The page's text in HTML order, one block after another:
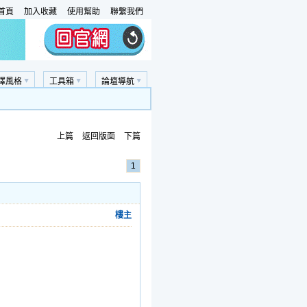
頁 加入收藏 使用幫助 聯繫我們
論壇導航
工具箱
風格
上篇 返回版面 下篇
1
樓主